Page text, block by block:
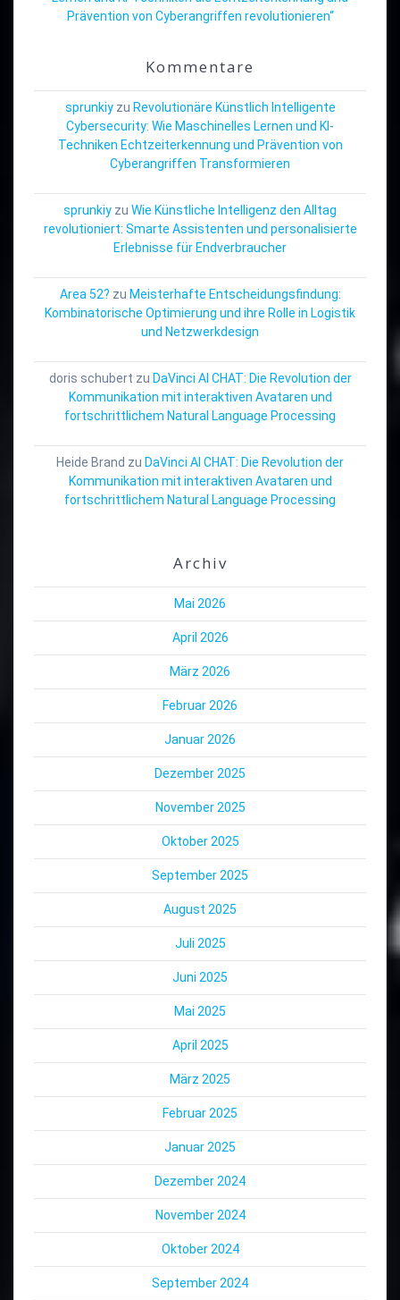
Prävention von Cyberangriffen revolutionieren“
Kommentare
sprunkiyzu Revolutionäre Künstlich Intelligente
Cybersecurity: Wie Maschinelles Lernen und KI-
Techniken Echtzeiterkennung und Prävention von
Cyberangriffen Transformieren
sprunkiy zu Wie Künstliche Intelligenz den Alltag
revolutioniert: Smarte Assistenten und personalisierte
Erlebnisse für Endverbraucher
Area 52? zu Meisterhafte Entscheidungsfindung:
Kombinatorische Optimierung und ihre Rolle in Logistik
und Netzwerkdesign
doris schubert zu DaVinci AI CHAT: Die Revolution der
Kommunikation mit interaktiven Avataren und
fortschrittlichem Natural Language Processing
Heide Brand zu DaVinci AI CHAT: Die Revolution der
Kommunikation mit interaktiven Avataren und
fortschrittlichem Natural Language Processing
Archiv
Mai 2026
April 2026
März 2026
Februar 2026
Januar 2026
Dezember 2025
November 2025
Oktober 2025
September 2025
August 2025
Juli 2025
Juni 2025
Mai 2025
April 2025
März 2025
Februar 2025
Januar 2025
Dezember 2024
November 2024
Oktober 2024
September 2024